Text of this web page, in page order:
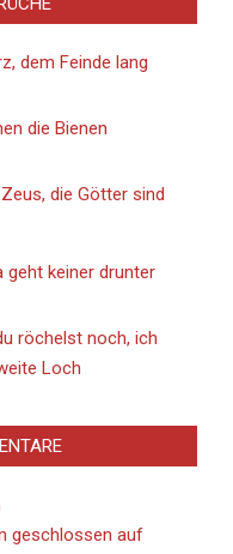
dem Feinde lang
die Bienen
die Götter sind
geht keiner drunter
röchelst noch, ich
Loch
geschlossen auf